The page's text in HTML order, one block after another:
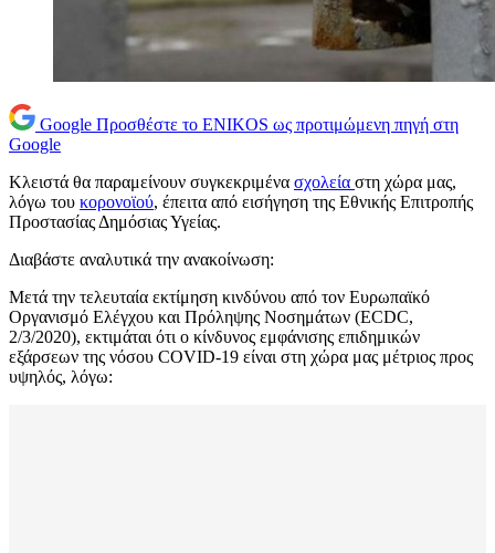
Google Προσθέστε το ENIKOS ως προτιμώμενη πηγή στη
Google
Κλειστά θα παραμείνουν συγκεκριμένα σχολεία στη χώρα μας,
λόγω του κορονοϊού, έπειτα από εισήγηση της Εθνικής Επιτροπής
Προστασίας Δημόσιας Υγείας.
Διαβάστε αναλυτικά την ανακοίνωση:
Μετά την τελευταία εκτίμηση κινδύνου από τον Ευρωπαϊκό
Οργανισμό Ελέγχου και Πρόληψης Νοσημάτων (ECDC,
2/3/2020), εκτιμάται ότι ο κίνδυνος εμφάνισης επιδημικών
εξάρσεων της νόσου COVID-19 είναι στη χώρα μας μέτριος προς
υψηλός, λόγω: